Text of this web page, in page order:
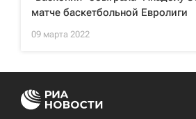
матче баскетбольной Евролиги
09 марта 2022